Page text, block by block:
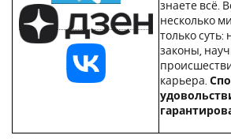
знаете всё.
несколько
только
законы,
карьера.